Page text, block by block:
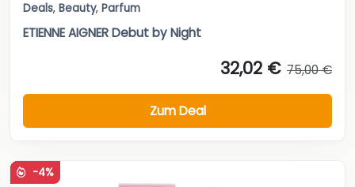
Deals, Beauty, Parfum
ETIENNE AIGNER Debut by Night
32,02 € 75,00 €
Zum Deal
-4%